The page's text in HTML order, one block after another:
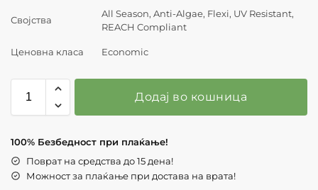
Својства
All Season, Anti-Algae, Flexi, UV Resistant,
REACH Compliant
Ценовна класа Economic
Додај во кошница
100% Безбедност при плаќање!
Поврат на средства до 15 дена!
Можност за плаќање при достава на врата!